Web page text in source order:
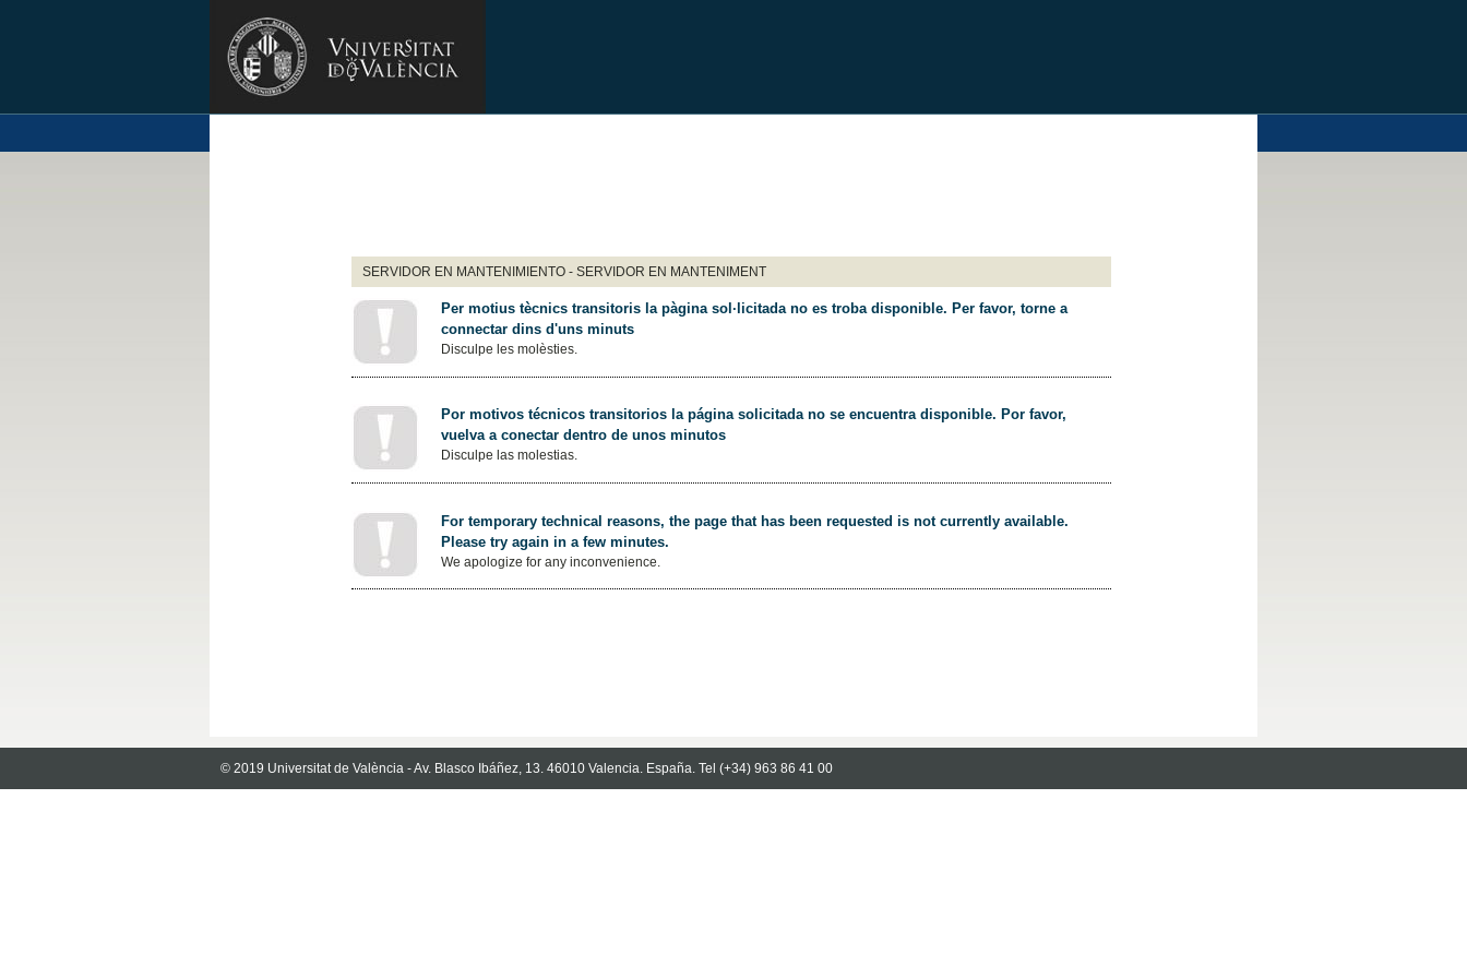
SERVIDOR EN MANTENIMIENTO - SERVIDOR EN MANTENIMENT
Per motius tècnics transitoris la pàgina sol·licitada no es troba disponible. Per favor, torne a
connectar dins d'uns minuts
Disculpe les molèsties.
Por motivos técnicos transitorios la página solicitada no se encuentra disponible. Por favor,
vuelva a conectar dentro de unos minutos
Disculpe las molestias.
For temporary technical reasons, the page that has been requested is not currently available.
Please try again in a few minutes.
We apologize for any inconvenience.
© 2019 Universitat de València - Av. Blasco Ibáñez, 13. 46010 Valencia. España. Tel (+34) 963 86 41 00